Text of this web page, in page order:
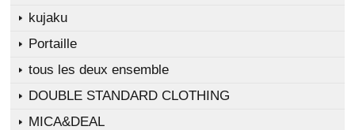
kujaku
Portaille
tous les deux ensemble
DOUBLE STANDARD CLOTHING
MICA&DEAL